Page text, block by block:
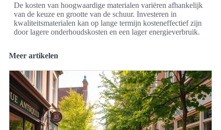
De kosten van hoogwaardige materialen variëren afhankelijk
van de keuze en grootte van de schuur. Investeren in
kwaliteitsmaterialen kan op lange termijn kosteneffectief zijn
door lagere onderhoudskosten en een lager energieverbruik.
Meer artikelen